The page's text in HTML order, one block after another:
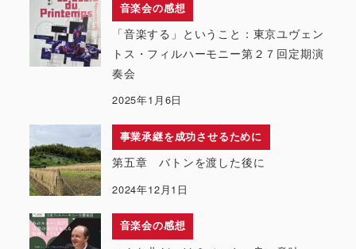
音楽会の感想
「音楽する」ということ：東京ユヴェン
トス・フィルハーモニー第２７回定期演
奏会
2025年1月6日
事業承継を成功させるために
第五章 バトンを渡した後に
2024年12月1日
音楽会の感想